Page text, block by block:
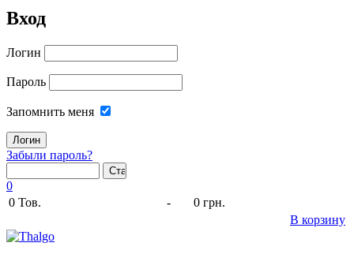
Вход
Логин
Пароль
Запомнить меня
Забыли пароль?
0
0 Тов. -
0 грн.
В корзину